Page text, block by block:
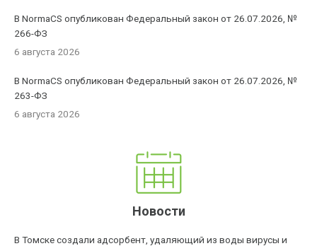
В NormaCS опубликован Федеральный закон от 26.07.2026, №
266-ФЗ
6 августа 2026
В NormaCS опубликован Федеральный закон от 26.07.2026, №
263-ФЗ
6 августа 2026
Новости
В Томске создали адсорбент, удаляющий из воды вирусы и